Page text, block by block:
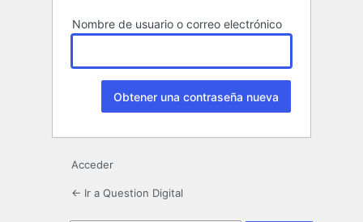
Nombre de usuario o correo electrónico
Acceder
← Ir a Question Digital